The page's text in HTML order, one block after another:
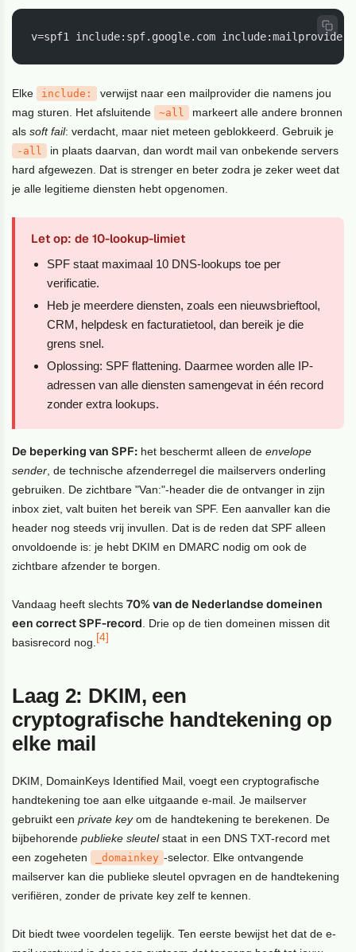
v=spf1 include:spf.google.com
Elke include:
verwijst naar een mailprovider die namens jou
mag sturen. Het afsluitende
~all
markeert alle andere bronnen
alssoft fail: verdacht, maar niet meteen geblokkeerd. Gebruik je
-all
in plaats daarvan, dan wordt mail van onbekende servers
hard afgewezen. Dat is strenger en beter zodra je zeker weet dat
je alle legitieme diensten hebt opgenomen.
Let op: de 10-lookup-limiet
SPF staat maximaal 10 DNS-lookups toe per
verificatie.
Heb je meerdere diensten, zoals een nieuwsbrieftool,
CRM, helpdesk en facturatietool, dan bereik je die
grens snel.
Oplossing: SPF flattening. Daarmee worden alle IP-
adressen van alle diensten samengevat in één record
zonder extra lookups.
De beperking van SPF: het beschermt alleen deenvelope
sender, de technische afzenderregel die mailservers onderling
gebruiken. De zichtbare "Van:"-header die de ontvanger in zijn
inbox ziet, valt buiten het bereik van SPF. Een aanvaller kan die
header nog steeds vrij invullen. Dat is de reden dat SPF alleen
onvoldoende is: je hebt DKIM en DMARC nodig om ook de
zichtbare afzender te borgen.
Vandaag heeft slechts70% van de Nederlandse domeinen
een correct SPF-record. Drie op de tien domeinen missen dit
basisrecord nog.[4]
Laag 2: DKIM, een
cryptografische handtekening op
elke mail
DKIM, DomainKeys Identified Mail, voegt een cryptografische
handtekening toe aan elke uitgaande e-mail. Je mailserver
gebruikt eenprivate keyom de handtekening te berekenen. De
bijbehorendepublieke sleutelstaat in een DNS TXT-record met
een zogeheten
_domainkey -selector. Elke ontvangende
mailserver kan die publieke sleutel opvragen en de handtekening
verifiëren, zonder de private key zelf te kennen.
Dit biedt twee voordelen tegelijk. Ten eerste bewijst het dat de e-